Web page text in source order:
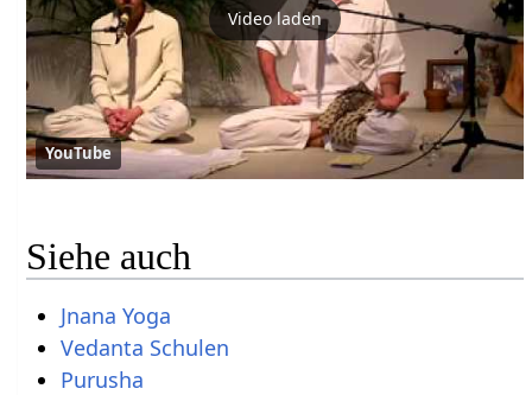
Video laden
YouTube
Siehe auch
Jnana Yoga
Vedanta Schulen
Purusha